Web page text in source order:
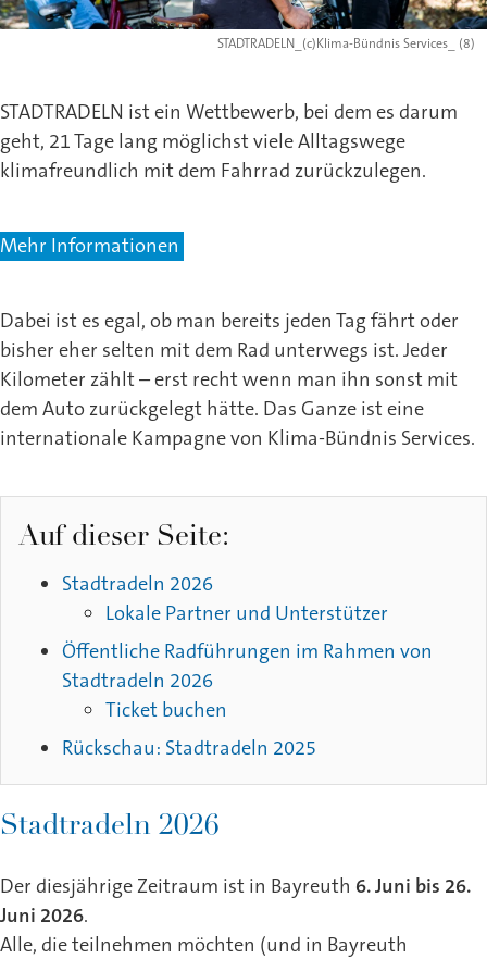
STADTRADELN_(c)Klima-Bündnis Services_ (8)
STADTRADELN ist ein Wettbewerb, bei dem es darum
geht, 21 Tage lang möglichst viele Alltagswege
klimafreundlich mit dem Fahrrad zurückzulegen.
Mehr Informationen
Dabei ist es egal, ob man bereits jeden Tag fährt oder
bisher eher selten mit dem Rad unterwegs ist. Jeder
Kilometer zählt – erst recht wenn man ihn sonst mit
dem Auto zurückgelegt hätte. Das Ganze ist eine
internationale Kampagne von Klima-Bündnis Services.
Auf dieser Seite:
Stadtradeln 2026
Lokale Partner und Unterstützer
Öffentliche Radführungen im Rahmen von
Stadtradeln 2026
Ticket buchen
Rückschau: Stadtradeln 2025
Stadtradeln 2026
Der diesjährige Zeitraum ist in Bayreuth 6. Juni bis 26.
Juni 2026.
Alle, die teilnehmen möchten (und in Bayreuth